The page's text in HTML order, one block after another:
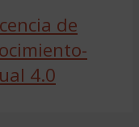
de
4.0